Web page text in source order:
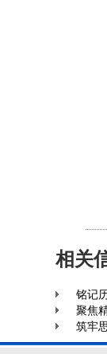
相关
铭记
聚焦
筑牢